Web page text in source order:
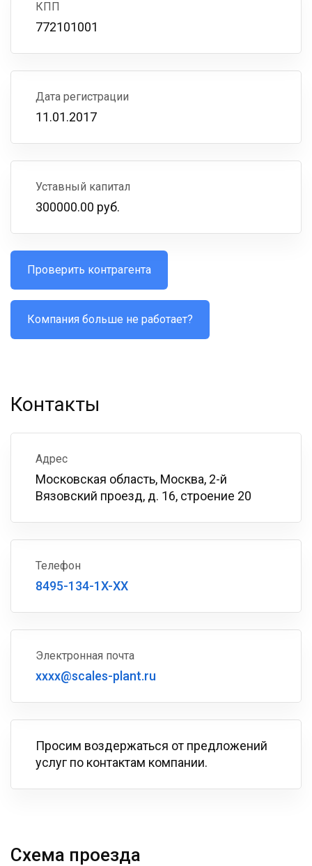
КПП
772101001
Дата регистрации
11.01.2017
Уставный капитал
300000.00 руб.
Проверить контрагента
Компания больше не работает?
Контакты
Адрес
Московская область, Москва, 2-й
Вязовский проезд, д. 16, строение 20
Телефон
8495-134-1X-XX
Электронная почта
xxxx@scales-plant.ru
Просим воздержаться от предложений
услуг по контактам компании.
Схема проезда